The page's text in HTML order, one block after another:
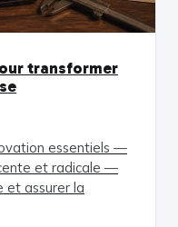
transformer
essentiels —
et radicale —
et assurer la